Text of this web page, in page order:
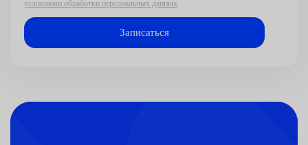
условиями обработки персональных данных